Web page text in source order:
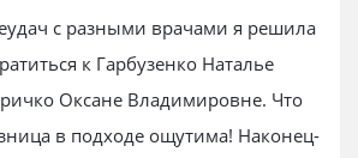
с разными врачами я решила
к Гарбузенко Наталье
Оксане Владимировне. Что
в подходе ощутима! Наконец-